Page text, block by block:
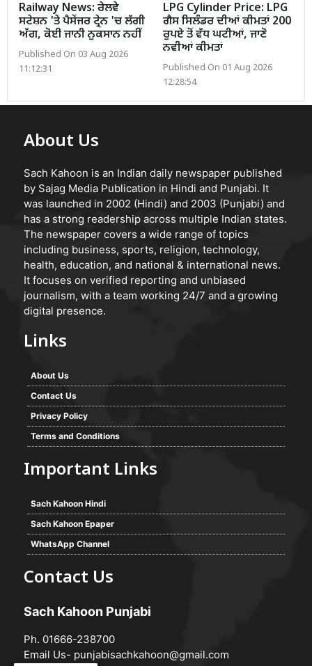
Railway News: ਰੇਲਵੇ
ਸਟੇਸ਼ਨ 'ਤੇ ਪੈਸੇਂਜਰ ਟ੍ਰੇਨ 'ਚ ਲੱਗੀ
ਅੱਗ, ਕੋਈ ਜਾਨੀ ਨੁਕਸਾਨ ਨਹੀਂ
Published On 03 Aug 2026
11:12:31
LPG Cylinder Price: LPG
ਗੈਸ ਸਿਲੰਡਰ ਦੀਆਂ ਕੀਮਤਾਂ 200
ਰੁਪਏ ਤੋਂ ਵੱਧ ਘਟੀਆਂ, ਜਾਣੋ
ਨਵੀਆਂ ਕੀਮਤਾਂ
Published On 01 Aug 2026
12:28:54
About Us
Sach Kahoon is an Indian daily newspaper published
by Sajag Media Publication in Hindi and Punjabi. It
was launched in 2002 (Hindi) and 2003 (Punjabi) and
has a strong readership across multiple Indian states.
The newspaper covers a wide range of topics
including business, sports, religion, technology,
health, education, and national & international news.
It focuses on verified reporting and unbiased
journalism, with a team working 24/7 and a growing
digital presence.
Links
About Us
Contact Us
Privacy Policy
Terms and Conditions
Important Links
Sach Kahoon Hindi
Sach Kahoon Epaper
WhatsApp Channel
Contact Us
Sach Kahoon Punjabi
Ph. 01666-238700
Email Us- punjabisachkahoon@gmail.com